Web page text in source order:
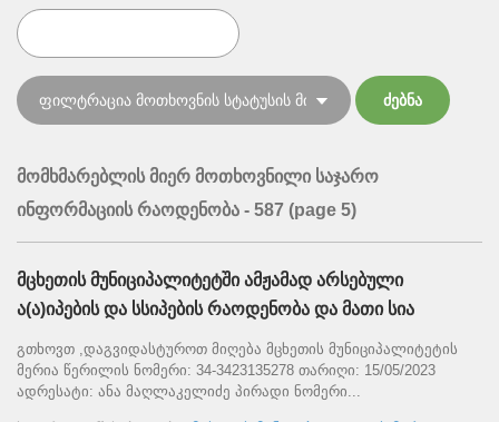
მომხმარებლის მიერ მოთხოვნილი საჯარო
ინფორმაციის რაოდენობა - 587 (page 5)
მცხეთის მუნიციპალიტეტში ამჟამად არსებული
ა(ა)იპების და სსიპების რაოდენობა და მათი სია
გთხოვთ ,დაგვიდასტუროთ მიღება მცხეთის მუნიციპალიტეტის
მერია წერილის ნომერი: 34-3423135278 თარიღი: 15/05/2023
ადრესატი: ანა მაღლაკელიძე პირადი ნომერი...